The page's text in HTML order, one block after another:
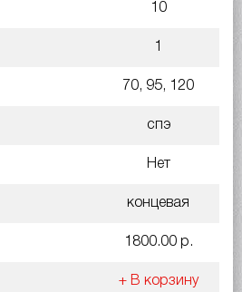
10
1
70, 95, 120
спэ
Нет
концевая
1800.00 р.
+ В корзину